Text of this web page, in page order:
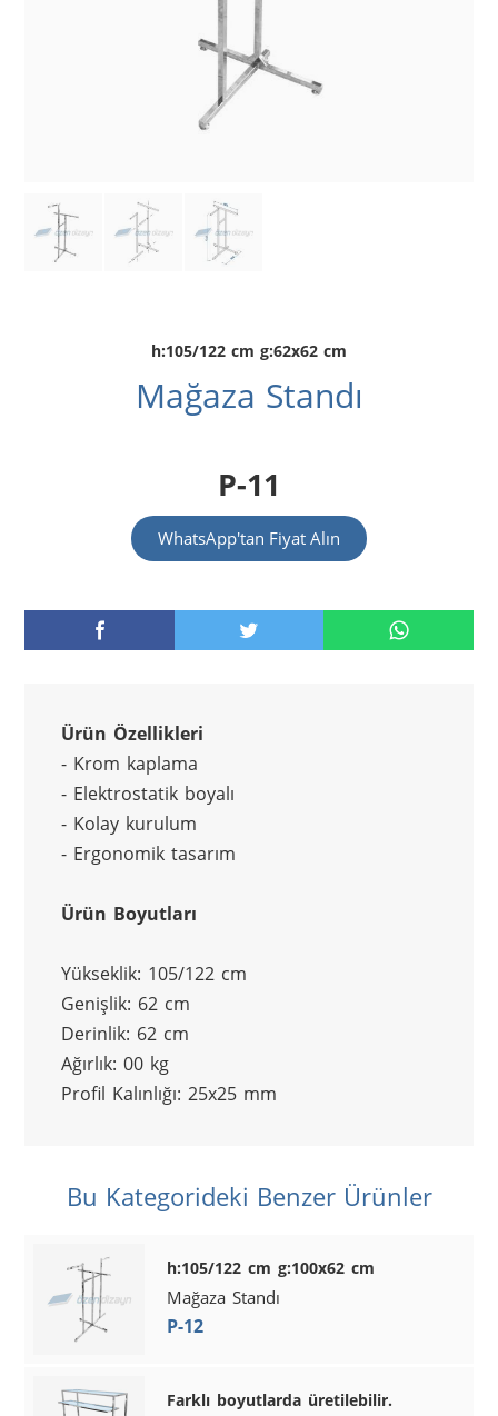
h:105/122 cm g:62x62 cm
Mağaza Standı
P-11
WhatsApp'tan Fiyat Alın
Ürün Özellikleri
- Krom kaplama
- Elektrostatik boyalı
- Kolay kurulum
- Ergonomik tasarım
Ürün Boyutları
Yükseklik: 105/122 cm
Genişlik: 62 cm
Derinlik: 62 cm
Ağırlık: 00 kg
Profil Kalınlığı: 25x25 mm
Bu Kategorideki Benzer Ürünler
h:105/122 cm g:100x62 cm
Mağaza Standı
P-12
Farklı boyutlarda üretilebilir.